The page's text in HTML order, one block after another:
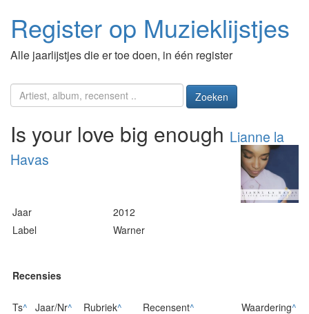
Register op Muzieklijstjes
Alle jaarlijstjes die er toe doen, in één register
Zoeken
Is your love big enough Lianne la
Havas
Jaar
2012
Label
Warner
Recensies
Ts^ Jaar/Nr^ Rubriek^ Recensent^ Waardering^